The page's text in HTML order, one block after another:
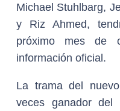
Michael Stuhlbarg,
y Riz Ahmed,
próximo mes de
información oficial.
La trama del
veces ganador